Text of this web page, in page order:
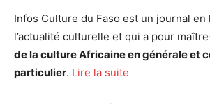
Infos Culture du Faso est un journal
l’actualité culturelle et qui a pour
de la culture Africaine en générale et
particulier. Lire la suite